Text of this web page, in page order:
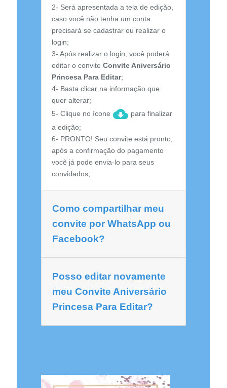
2- Será apresentada a tela de edição,
caso você não tenha um conta
precisará se cadastrar ou realizar o
login;
3- Após realizar o login, você poderá
editar o convite Convite Aniversário
Princesa Para Editar;
4- Basta clicar na informação que
quer alterar;
5- Clique no ícone
para finalizar
a edição;
6- PRONTO! Seu convite está pronto,
após a confirmação do pagamento
você já pode envia-lo para seus
convidados;
Como compartilhar meu
convite por WhatsApp ou
Facebook?
Posso editar novamente
meu Convite Aniversário
Princesa Para Editar?